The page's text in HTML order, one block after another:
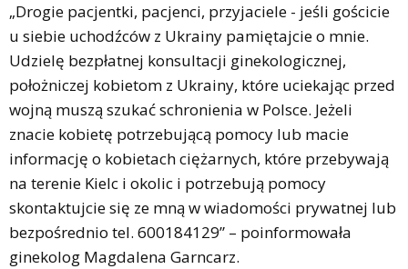
„Drogie pacjentki, pacjenci, przyjaciele - jeśli gościcie
u siebie uchodźców z Ukrainy pamiętajcie o mnie.
Udzielę bezpłatnej konsultacji ginekologicznej,
położniczej kobietom z Ukrainy, które uciekając przed
wojną muszą szukać schronienia w Polsce. Jeżeli
znacie kobietę potrzebującą pomocy lub macie
informację o kobietach ciężarnych, które przebywają
na terenie Kielc i okolic i potrzebują pomocy
skontaktujcie się ze mną w wiadomości prywatnej lub
bezpośrednio tel. 600184129” – poinformowała
ginekolog Magdalena Garncarz.